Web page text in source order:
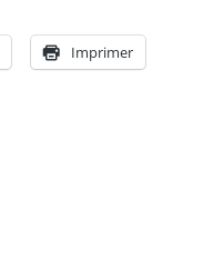
Imprimer